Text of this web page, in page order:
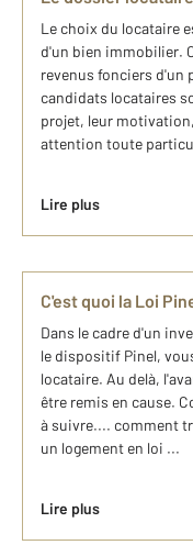
Le choix du locataire
d'un bien immobilier.
revenus fonciers d'un
candidats locataires
projet, leur
attention toute
Lire plus
C'est quoi la Loi
Dans le cadre d'un
le dispositif Pinel,
locataire. Au delà,
être remis en cause.
à suivre.... comment
un logement en loi ...
Lire plus